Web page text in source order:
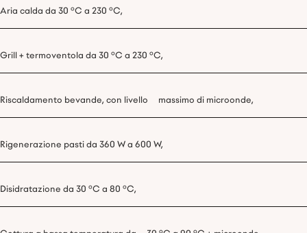
Aria calda da 30 °C a 230 °C,
Grill + termoventola da 30 °C a 230 °C,
Riscaldamento bevande, con livello massimo di microonde,
Rigenerazione pasti da 360 W a 600 W,
Disidratazione da 30 °C a 80 °C,